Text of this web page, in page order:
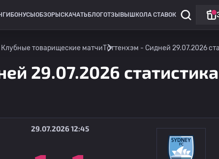
БОНУСЫ ОБЗОРЫ СКАЧАТЬ БЛОГОТЗЫВЫ ШКОЛА СТАВОК
товарищеские матчиТоттенхэм - Сидней 29.07.2026
29.07.2026
29.07.2026 12:45
Кубок Австралии